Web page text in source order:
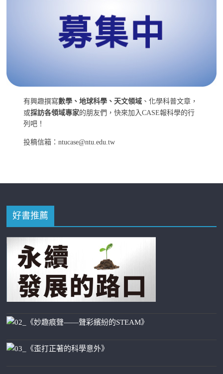
有興趣撰寫數學、地球科學、天文領域 、化學科普文章，
或採訪各領域專家的朋友們，快來加入CASE報科學的行
列吧！
投稿信箱：ntucase@ntu.edu.tw
好書推薦